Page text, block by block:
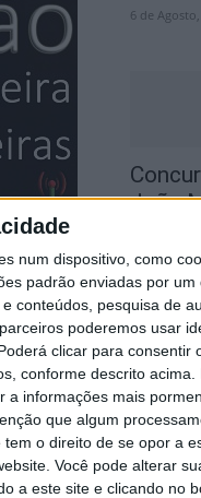
num dispositivo, como
padrão enviadas por um
conteúdos, pesquisa de
poderemos usar
clicar para consentir
conforme descrito acima.
a informações mais
que algum
o direito de se opor a
Você pode alterar
a este site e clicando no
6 de
João
6 de